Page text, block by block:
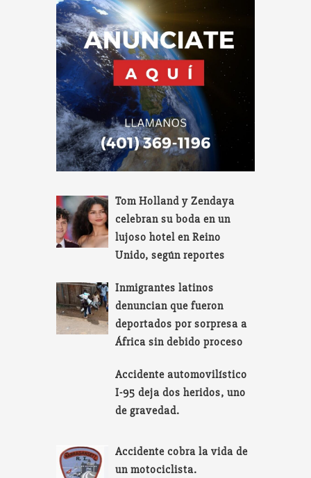
Tom Holland y Zendaya
celebran su boda en un
lujoso hotel en Reino
Unido, según reportes
Inmigrantes latinos
denuncian que fueron
deportados por sorpresa a
África sin debido proceso
Accidente automovilístico
I-95 deja dos heridos, uno
de gravedad.
Accidente cobra la vida de
un motociclista.